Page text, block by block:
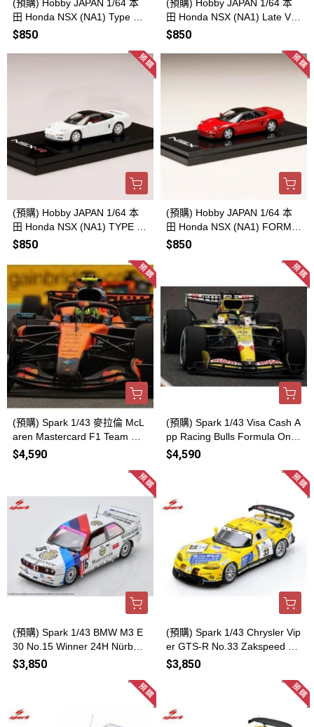
(預購) Hobby JAPAN 1/64 本
田 Honda NSX (NA1) Type S
ZERO IMORA ORANGE PEA
$850
(預購) Hobby JAPAN 1/64 本
田 Honda NSX (NA1) Late Ver
sion 1994 CHAMPIONSHIP W
$850
(預購) Hobby JAPAN 1/64 本
田 Honda NSX (NA1) TYPE R
(NA1) 1992 CHAMPIONSHIP
11
$850
(預購) Hobby JAPAN 1/64 本
田 Honda NSX (NA1) FORMU
LA RED HJ646006R 2026081
$850
(預購) Spark 1/43 麥拉倫 McL
aren Mastercard F1 Team MC
L40 No.1 2nd Miami GP 2026
$4,590
(預購) Spark 1/43 Visa Cash A
pp Racing Bulls Formula One
Team VCARB 03 No.41 Miami
$4,590
(預購) Spark 1/43 BMW M3 E
30 No.15 Winner 24H Nürburg
ring 1991 43NUR1994 20260
$3,850
(預購) Spark 1/43 Chrysler Vip
er GTS-R No.33 Zakspeed M
otorsport Winner Nurburgring
$3,850